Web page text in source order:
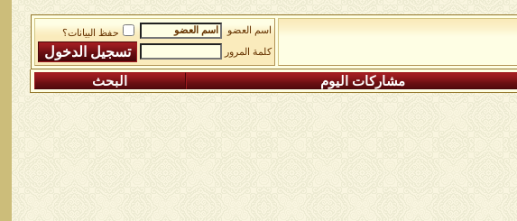
اسم العضو
حفظ البيانات؟
كلمة المرور
مشاركات اليوم البحث